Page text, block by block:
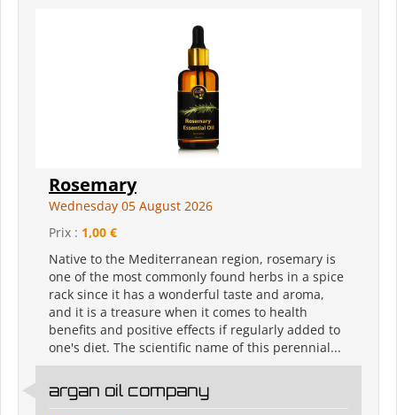
Rosemary
Wednesday 05 August 2026
Prix : 1,00 €
Native to the Mediterranean region, rosemary is
one of the most commonly found herbs in a spice
rack since it has a wonderful taste and aroma,
and it is a treasure when it comes to health
benefits and positive effects if regularly added to
one's diet. The scientific name of this perennial...
argan oil company